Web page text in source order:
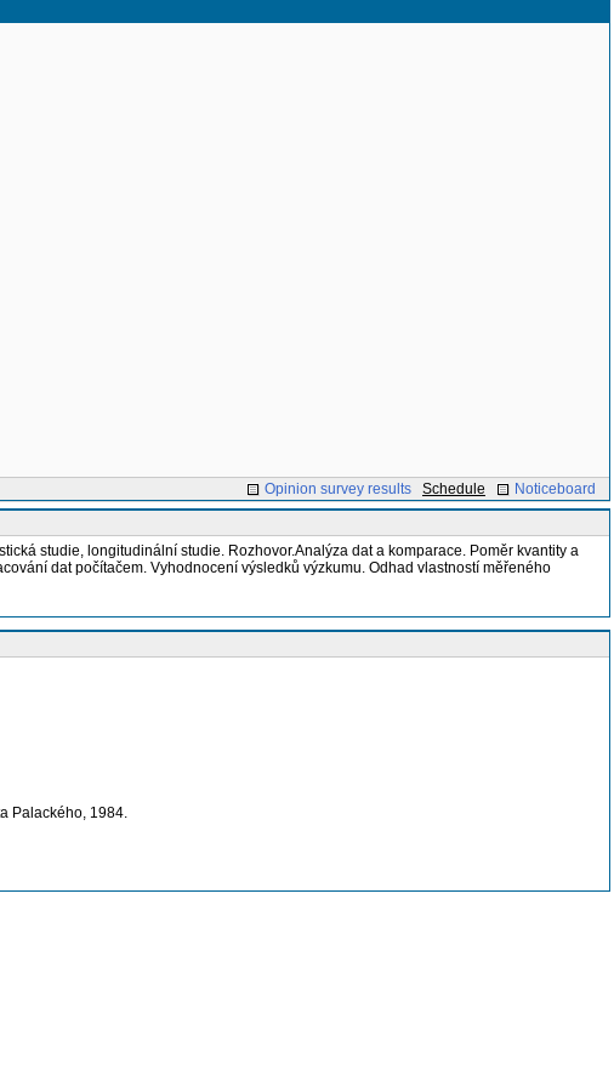
Opinion survey results Schedule
Noticeboard
studie, longitudinální studie. Rozhovor.Analýza dat a komparace. Poměr kvantity a
dat počítačem. Vyhodnocení výsledků výzkumu. Odhad vlastností měřeného
Palackého, 1984.